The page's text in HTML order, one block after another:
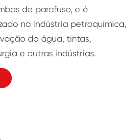
de parafuso, e é
na indústria petroquímica,
da água, tintas,
e outras indústrias.